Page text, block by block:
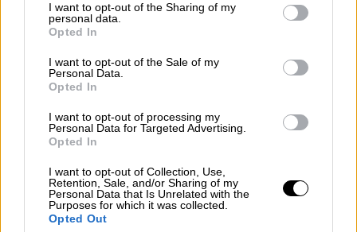
not limited to your visit or usage behaviour. You may click to
grant or deny consent to Google and its third-party tags to
use your data for below specified purposes in below Google
consent section.
I want to opt-out of the Sharing of my
personal data.
Opted In
I want to opt-out of the Sale of my
Personal Data.
Opted In
I want to opt-out of processing my
Personal Data for Targeted Advertising.
Opted In
I want to opt-out of Collection, Use,
Retention, Sale, and/or Sharing of my
Personal Data that Is Unrelated with the
Purposes for which it was collected.
Opted Out
Επειτα από 26 χρόνια λειτουργίας των
συστημάτων
προχωρά σε ολικό λίφτινγκ των
πληροφοριακών συστημάτων
Διαβάστε περισσότερα στοimerisia.gr
Διαβάστε ακόμη
Δημιούργησαν με AI νέους ιούς μέσα σε
λίγες ώρες - Γιατί προβληματίζονται οι
επιστήμονες